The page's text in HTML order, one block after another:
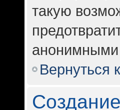
такую
анонимными
Вернуться